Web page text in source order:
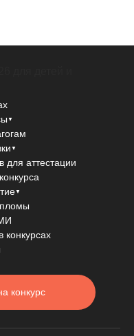
▼
▼
для аттестации
▼
конкурсах
конкурс